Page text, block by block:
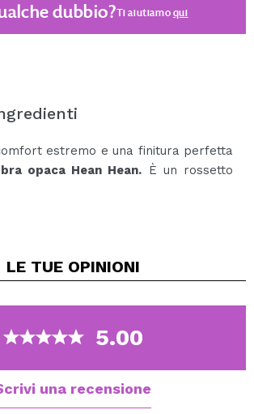
dubbio?Ti aiutiamoqui
estremo e una finitura perfetta
opaca Hean Hean. È un rossetto
e opaca senza compromettere
le labbra come una nuvola,
cerca intensità, leggerezza e
Light è ideale per ogni occasione:
tonalità:
LE TUE OPINIONI
5.00
una recensione